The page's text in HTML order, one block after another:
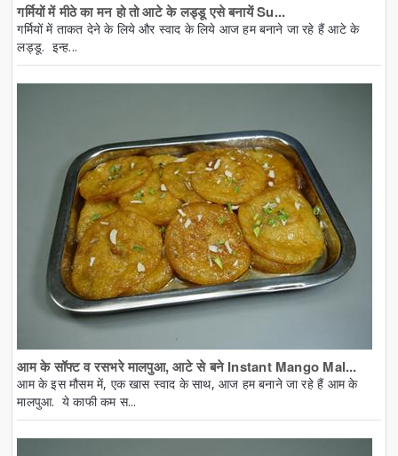
गर्मियों में मीठे का मन हो तो आटे के लड्डू एसे बनायें Su...
गर्मियों में ताकत देने के लिये और स्वाद के लिये आज हम बनाने जा रहे हैं आटे के
लड्डू. इन्ह...
आम के सॉफ्ट व रसभरे मालपुआ, आटे से बने Instant Mango Mal...
आम के इस मौसम में, एक खास स्वाद के साथ, आज हम बनाने जा रहे हैं आम के
मालपुआ. ये काफी कम स...